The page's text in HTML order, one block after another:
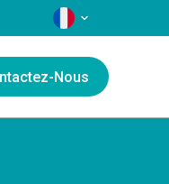
LANGAGES
Nous